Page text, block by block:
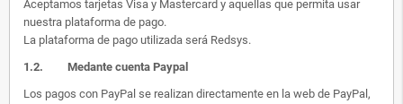
Aceptamos tarjetas Visa y Mastercard y aquellas que permita usar
nuestra plataforma de pago.
La plataforma de pago utilizada será Redsys.
1.2. Medante cuenta Paypal
Los pagos con PayPal se realizan directamente en la web de PayPal,